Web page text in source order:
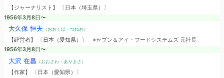
【ジャーナリスト】 〔日本（埼玉県）〕
1956年3月8日〜
大久保 恒夫 （おおくぼ・つねお）
【経営者】 〔日本（愛知県）〕 ※セブン＆アイ・フードシステムズ 元社長
1956年3月8日〜
大沢 在昌 （おおさわ・ありまさ）
【作家】 〔日本（愛知県）〕